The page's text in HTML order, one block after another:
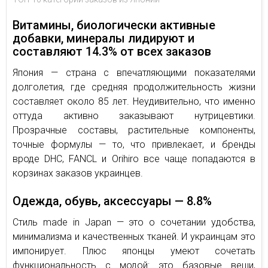
Витамины, биологически активные
добавки, минералы лидируют и
составляют 14.3% от всех заказов
Япония — страна с впечатляющими показателями
долголетия, где средняя продолжительность жизни
составляет около 85 лет. Неудивительно, что именно
оттуда активно заказывают нутрицевтики.
Прозрачные составы, растительные компоненты,
точные формулы — то, что привлекает, и бренды
вроде DHC, FANCL и Orihiro все чаще попадаются в
корзинах заказов украинцев.
Одежда, обувь, аксессуары — 8.8%
Стиль made in Japan — это о сочетании удобства,
минимализма и качественных тканей. И украинцам это
импонирует. Плюс японцы умеют сочетать
функциональность с модой: это базовые вещи,